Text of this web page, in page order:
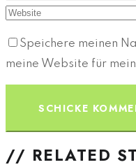
Speichere meinen
meine Website für
// RELATED